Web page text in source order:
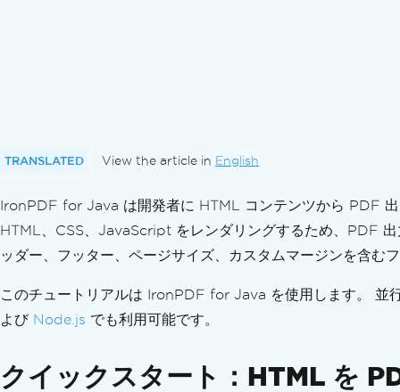
TRANSLATED View the article in English
IronPDF for Java は開発者に HTML コンテンツから PDF
HTML、CSS、JavaScript をレンダリングするため、PDF
ッダー、フッター、ページサイズ、カスタムマージンを含む
このチュートリアルは IronPDF for Java を使用します。 並
よび Node.js でも利用可能です。
クイックスタート：HTML を